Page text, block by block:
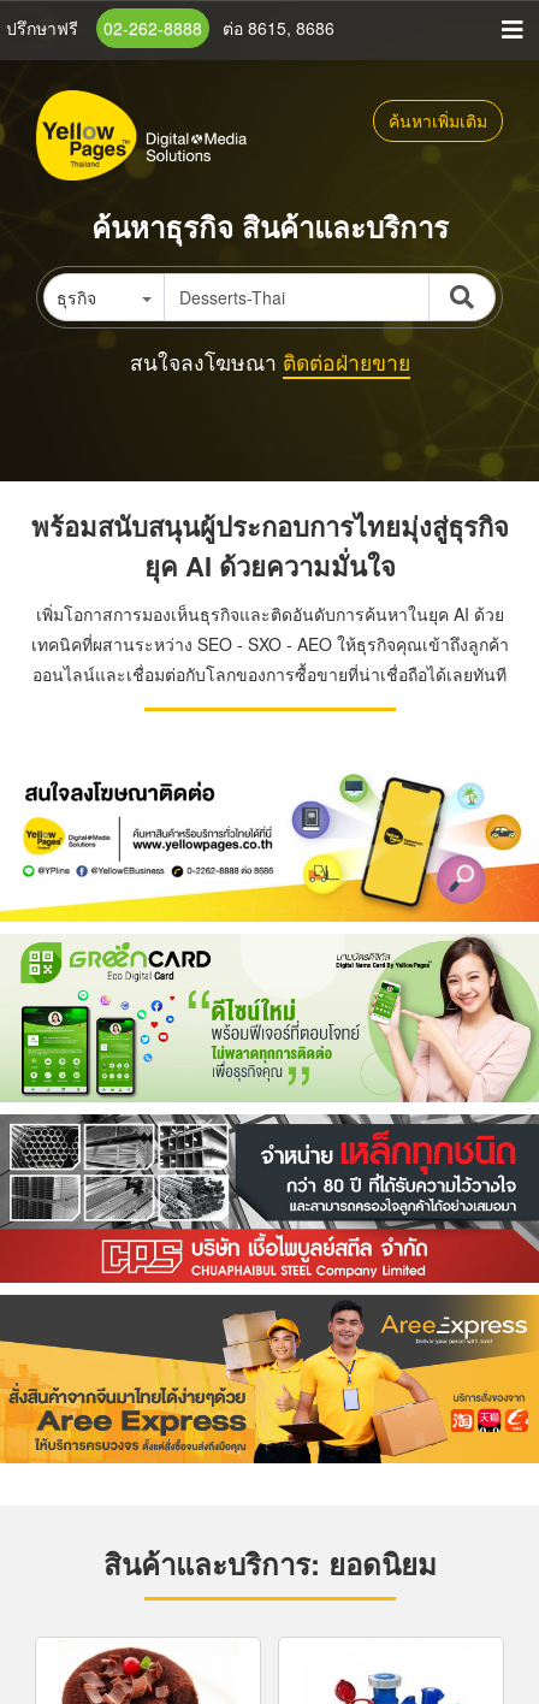
ข้าม
เนื้อหา
หลัก
ปรึกษาฟรี 02-262-8888 ต่อ 8615, 8686
ค้นหาเพิ่มเติม
ค้นหาธุรกิจ สินค้าและบริการ
ธุรกิจ
สนใจลงโฆษณา ติดต่อฝ่ายขาย
พร้อมสนับสนุนผู้ประกอบการไทยมุ่งสู่ธุรกิจ
ยุค AI ด้วยความมั่นใจ
เพิ่มโอกาสการมองเห็นธุรกิจและติดอันดับการค้นหาในยุค AI ด้วย
เทคนิคที่ผสานระหว่าง SEO - SXO - AEO ให้ธุรกิจคุณเข้าถึงลูกค้า
ออนไลน์และเชื่อมต่อกับโลกของการซื้อขายที่น่าเชื่อถือได้เลยทันที
สินค้าและบริการ: ยอดนิยม